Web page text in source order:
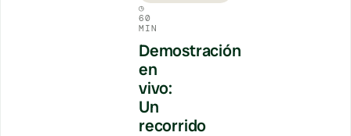
◷
60
MIN
Demostración
en
vivo:
Un
recorrido